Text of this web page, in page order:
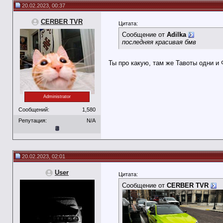
20.02.2023, 00:37
CERBER TVR
Administrator
Сообщений:
1,580
Репутация:
N/A
Цитата:
Сообщение от Adilka
последняя красивая бмв
Ты про какую, там же Тавоты одни и
20.02.2023, 02:01
User Цитата:
Сообщение от CERBER TVR